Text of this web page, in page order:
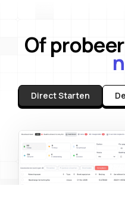
Of
Direct Starten